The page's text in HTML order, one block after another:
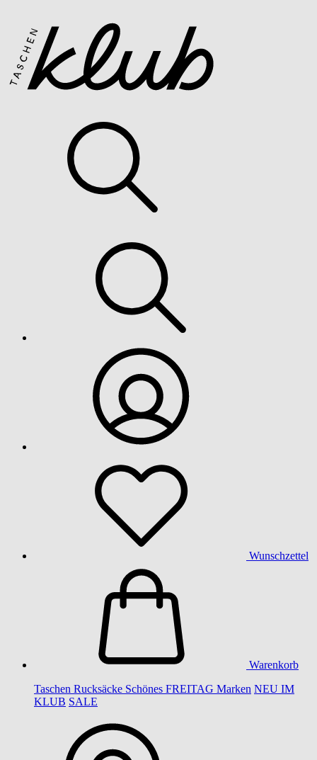
Wunschzettel
Warenkorb
Taschen Rucksäcke Schönes FREITAG Marken NEU IM
KLUB SALE